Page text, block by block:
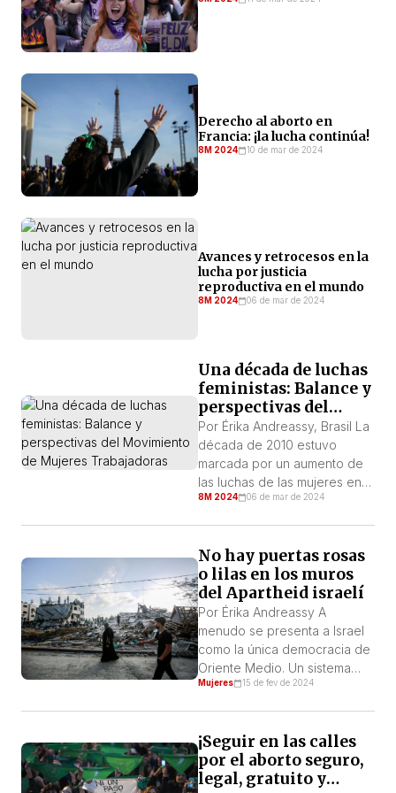
Derecho al aborto en
Francia: ¡la lucha continúa!
8M 2024 10 de mar de 2024
Avances y retrocesos en la
lucha por justicia
reproductiva en el mundo
8M 2024 06 de mar de 2024
Una década de luchas
feministas: Balance y
perspectivas del
Movimiento de
Mujeres Trabajadoras
Por Érika Andreassy, Brasil La
década de 2010 estuvo
marcada por un aumento de
las luchas de las mujeres en
nivel global, cuyo punto
internacional de mujeres en
2017/2018.
Convencionalmente llamada
primavera feminista, esto no
ocurrió de forma aislada, sino
como parte de una
polarización social que
combinó […]
8M 2024 06 de mar de 2024
No hay puertas rosas
o lilas en los muros
del Apartheid israelí
Por Érika Andreassy A
menudo se presenta a Israel
como la única democracia de
Oriente Medio. Un sistema
parlamentario multipartidista
elecciones periódicas
abiertas y democráticas.
Donde las instituciones del
Mujeres 15 de fev de 2024
¡Seguir en las calles
por el aborto seguro,
legal, gratuito y